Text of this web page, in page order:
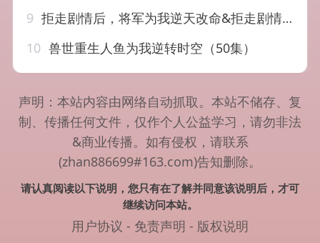
9 拒走剧情后，将军为我逆天改命&拒走剧情后将军为我逆天改命（42集）AI短剧
10 兽世重生人鱼为我逆转时空（50集）
声明：本站内容由网络自动抓取。本站不储存、复
制、传播任何文件，仅作个人公益学习，请勿非法
&商业传播。如有侵权，请联系
(zhan886699#163.com)告知删除。
请认真阅读以下说明，您只有在了解并同意该说明后，才可
继续访问本站。
用户协议 - 免责声明 - 版权说明